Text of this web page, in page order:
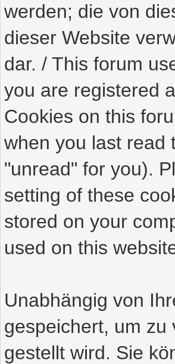
werden; die von
dieser Website
dar. / This forum
you are registered
Cookies on this
when you last read
"unread" for you).
setting of these
stored on your
used on this
Unabhängig von
gespeichert, um
gestellt wird. Sie